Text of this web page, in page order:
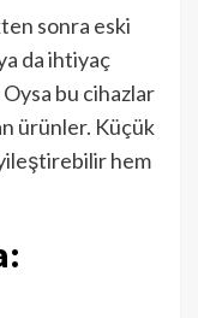
sonra eski
da ihtiyaç
bu cihazlar
ürünler. Küçük
hem